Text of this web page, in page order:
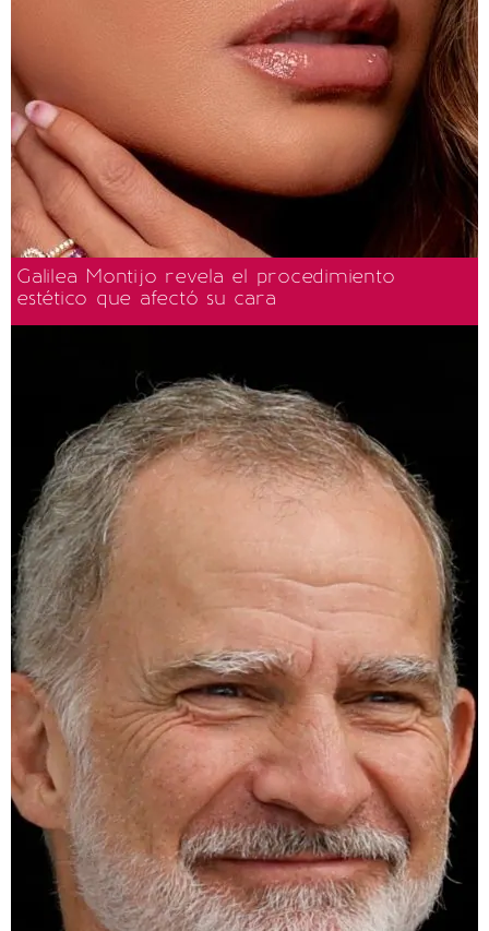
Galilea Montijo revela el procedimiento
estético que afectó su cara